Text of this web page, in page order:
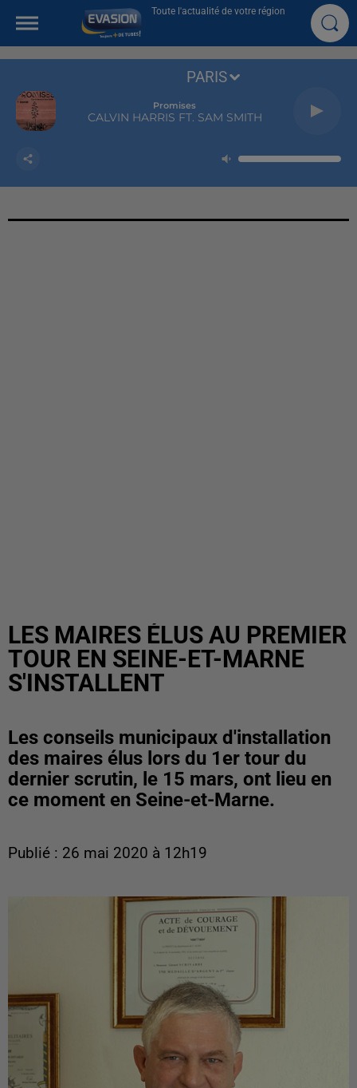
Toute l'actualité de votre région
Promises
CALVIN HARRIS FT. SAM SMITH
PARIS
LES MAIRES ÉLUS AU PREMIER
TOUR EN SEINE-ET-MARNE
S'INSTALLENT
Les conseils municipaux d'installation
des maires élus lors du 1er tour du
dernier scrutin, le 15 mars, ont lieu en
ce moment en Seine-et-Marne.
Publié : 26 mai 2020 à 12h19